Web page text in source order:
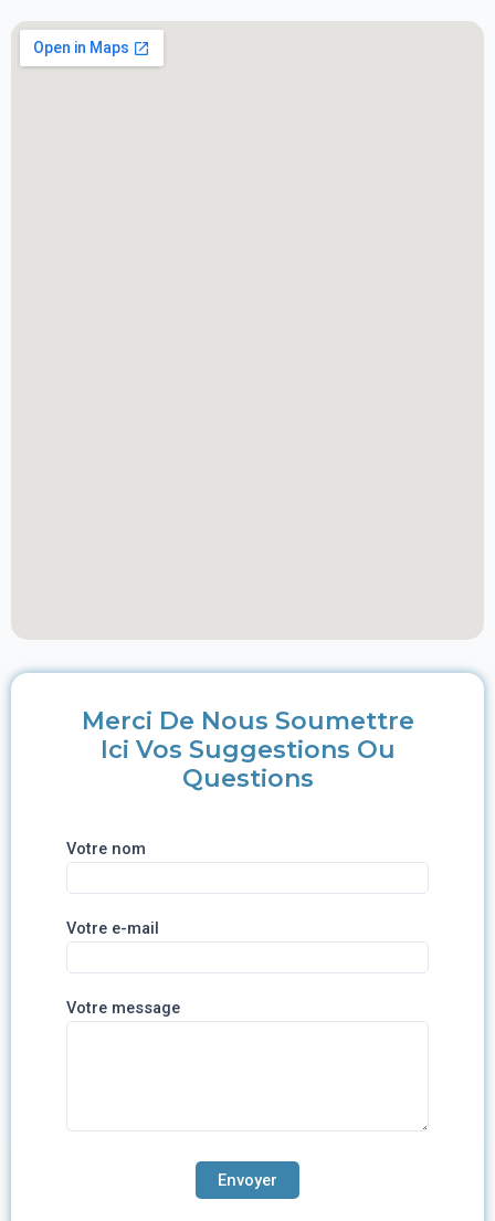
Merci De Nous Soumettre
Ici Vos Suggestions Ou
Questions
Votre nom
Votre e-mail
Votre message